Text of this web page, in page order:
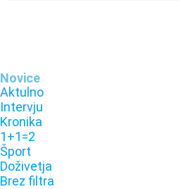
Novice
Aktulno
Intervju
Kronika
1+1=2
Šport
Doživetja
Brez filtra